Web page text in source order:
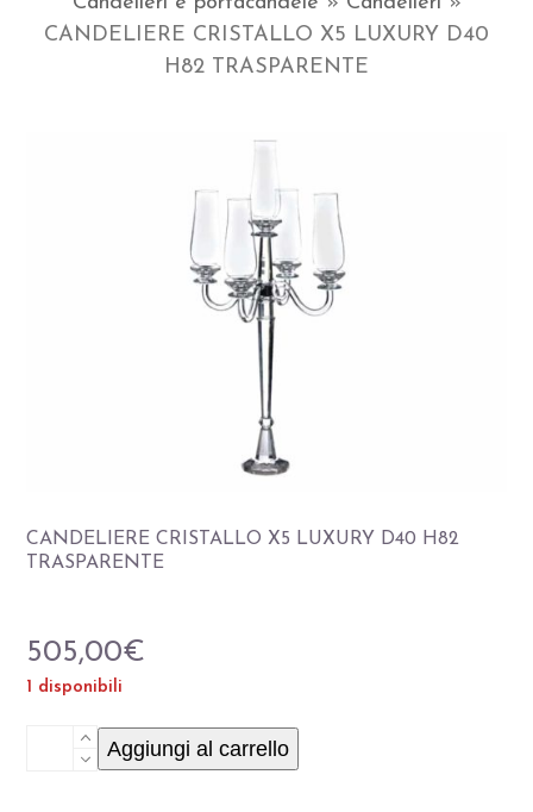
CANDELIERE CRISTALLO X5 LUXURY D40
H82 TRASPARENTE
CANDELIERE CRISTALLO X5 LUXURY D40 H82
TRASPARENTE
505,00€
1 disponibili
CANDELIERE
Aggiungi al carrello